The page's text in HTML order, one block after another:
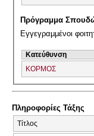
Πρόγραμμα
Εγγεγραμμένοι
Κατεύθυνση
ΚΟΡΜΟΣ
Πληροφορίες Τάξης
Τίτλος